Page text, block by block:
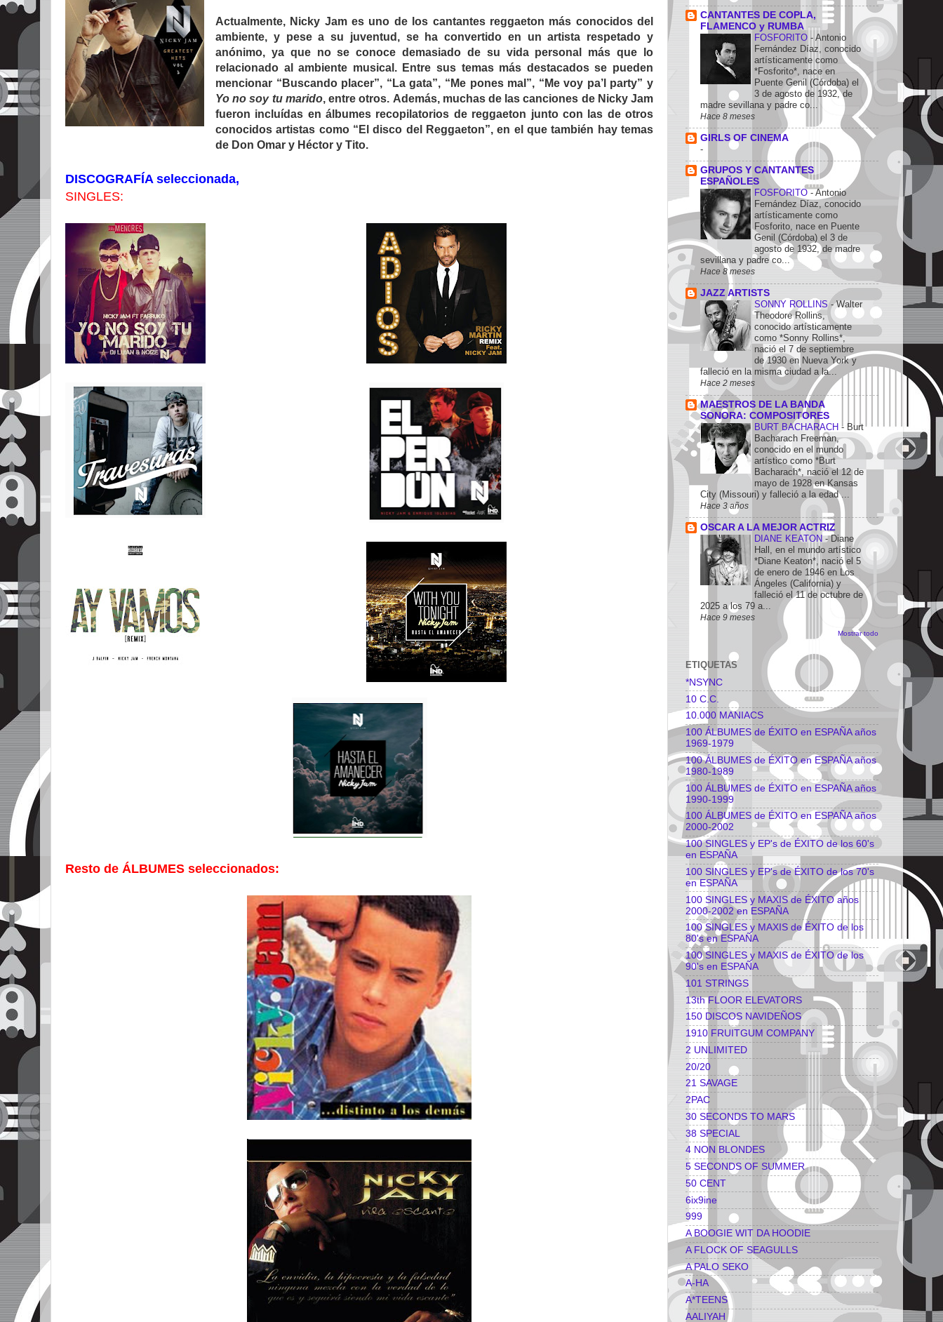
Actualmente, Nicky Jam es uno de los cantantes reggaeton más conocidos del
ambiente, y pese a su juventud, se ha convertido en un artista respetado y
anónimo, ya que no se conoce demasiado de su vida personal más que lo
relacionado al ambiente musical. Entre sus temas más destacados se pueden
mencionar “Buscando placer”, “La gata”, “Me pones mal”, “Me voy pa’l party” y
Yo no soy tu marido, entre otros. Además, muchas de las canciones de Nicky Jam
fueron incluídas en álbumes recopilatorios de reggaeton junto con las de otros
conocidos artistas como “El disco del Reggaeton”, en el que también hay temas
de Don Omar y Héctor y Tito.
DISCOGRAFÍA seleccionada,
SINGLES:
Resto de ÁLBUMES seleccionados:
CANTANTES DE COPLA,
FLAMENCO y RUMBA
FOSFORITO - Antonio
Fernández Díaz, conocido
artísticamente como
*Fosforito*, nace en
Puente Genil (Córdoba) el
3 de agosto de 1932, de
madre sevillana y padre co...
Hace 8 meses
GIRLS OF CINEMA
-
GRUPOS Y CANTANTES
ESPAÑOLES
FOSFORITO-Antonio
Fernández Díaz, conocido
artísticamente como
Fosforito, nace en Puente
Genil (Córdoba) el 3 de
agosto de 1932, de madre
sevillana y padre co...
Hace 8 meses
JAZZ ARTISTS
SONNY ROLLINS-Walter
Theodore Rollins,
conocido artísticamente
como *Sonny Rollins*,
nació el 7 de septiembre
de 1930 en Nueva York y
falleció en la misma ciudad a la...
Hace 2 meses
MAESTROS DE LA BANDA
SONORA: COMPOSITORES
BURT BACHARACH - Burt
Bacharach Freeman,
conocido en el mundo
artístico como *Burt
Bacharach*, nació el 12 de
mayo de 1928 en Kansas
City (Missouri) y falleció a la edad ...
Hace 3 años
OSCAR A LA MEJOR ACTRIZ
DIANE KEATON-Diane
Hall, en el mundo artístico
*Diane Keaton*, nació el 5
de enero de 1946 en Los
Ángeles (California) y
falleció el 11 de octubre de
2025 a los 79 a...
Hace 9 meses
Mostrar todo
ETIQUETAS
*NSYNC
10 C.C.
10.000 MANIACS
100 ÁLBUMES de ÉXITO en ESPAÑA años
1969-1979
100 ÁLBUMES de ÉXITO en ESPAÑA años
1980-1989
100 ÁLBUMES de ÉXITO en ESPAÑA años
1990-1999
100 ÁLBUMES de ÉXITO en ESPAÑA años
2000-2002
100 SINGLES y EP's de ÉXITO de los 60's
en ESPAÑA
100 SINGLES y EP's de ÉXITO de los 70's
en ESPAÑA
100 SINGLES y MAXIS de ÉXITO años
2000-2002 en ESPAÑA
100 SINGLES y MAXIS de ÉXITO de los
80's en ESPAÑA
100 SINGLES y MAXIS de ÉXITO de los
90's en ESPAÑA
101 STRINGS
13th FLOOR ELEVATORS
150 DISCOS NAVIDEÑOS
1910 FRUITGUM COMPANY
2 UNLIMITED
20/20
21 SAVAGE
2PAC
30 SECONDS TO MARS
38 SPECIAL
4 NON BLONDES
5 SECONDS OF SUMMER
50 CENT
6ix9ine
999
A BOOGIE WIT DA HOODIE
A FLOCK OF SEAGULLS
A PALO SEKO
A-HA
A*TEENS
AALIYAH